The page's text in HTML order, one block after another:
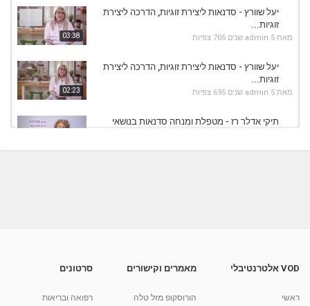
03:38
יעל שוורץ - סדנאות ליצירת זוגיות, הדרכה ליצירת
זוגיות...
מאת admin 5 שנים 705 צפיות
02:23
יעל שוורץ - סדנאות ליצירת זוגיות, הדרכה ליצירת
זוגיות...
מאת admin 5 שנים 695 צפיות
תיקי אדלר רז - מטפלת ומנחה סדנאות בנושאי
VOD אלטרנטיבלי
ראשי
מאמרים וקישורים
הורוסקופ מזל טלה
סרטונים
רפואה ובריאות